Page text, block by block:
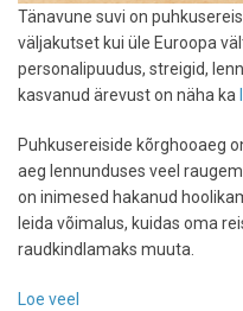
Tänavune suvi on
väljakutset kui üle Euroopa
personalipuudus, streigid,
kasvanud ärevust on näha ka
Puhkusereiside kõrghooaeg
aeg lennunduses veel
on inimesed hakanud
leida võimalus, kuidas oma
raudkindlamaks muuta.
Loe veel